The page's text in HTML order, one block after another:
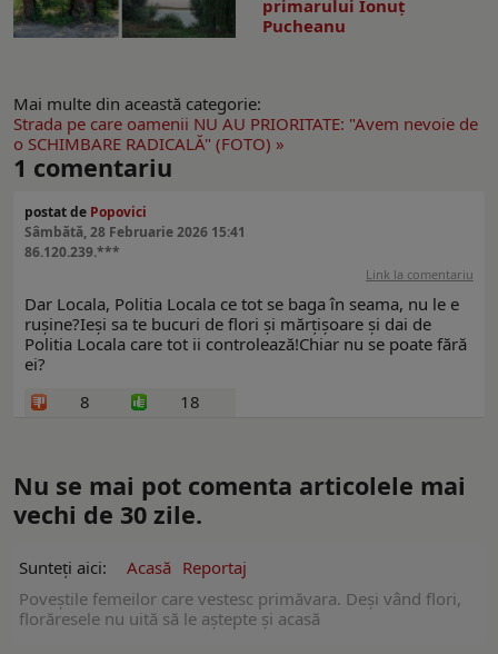
primarului Ionuţ
Pucheanu
Mai multe din această categorie:
Strada pe care oamenii NU AU PRIORITATE: "Avem nevoie de
o SCHIMBARE RADICALĂ" (FOTO) »
1 comentariu
postat de Popovici
Sâmbătă, 28 Februarie 2026 15:41
86.120.239.***
Link la comentariu
Dar Locala, Politia Locala ce tot se baga în seama, nu le e
rușine?Ieși sa te bucuri de flori și mărțișoare și dai de
Politia Locala care tot ii controlează!Chiar nu se poate fără
ei?
8
18
Nu se mai pot comenta articolele mai
vechi de 30 zile.
Sunteți aici: Acasă Reportaj
Poveștile femeilor care vestesc primăvara. Deși vând flori,
florăresele nu uită să le aștepte și acasă